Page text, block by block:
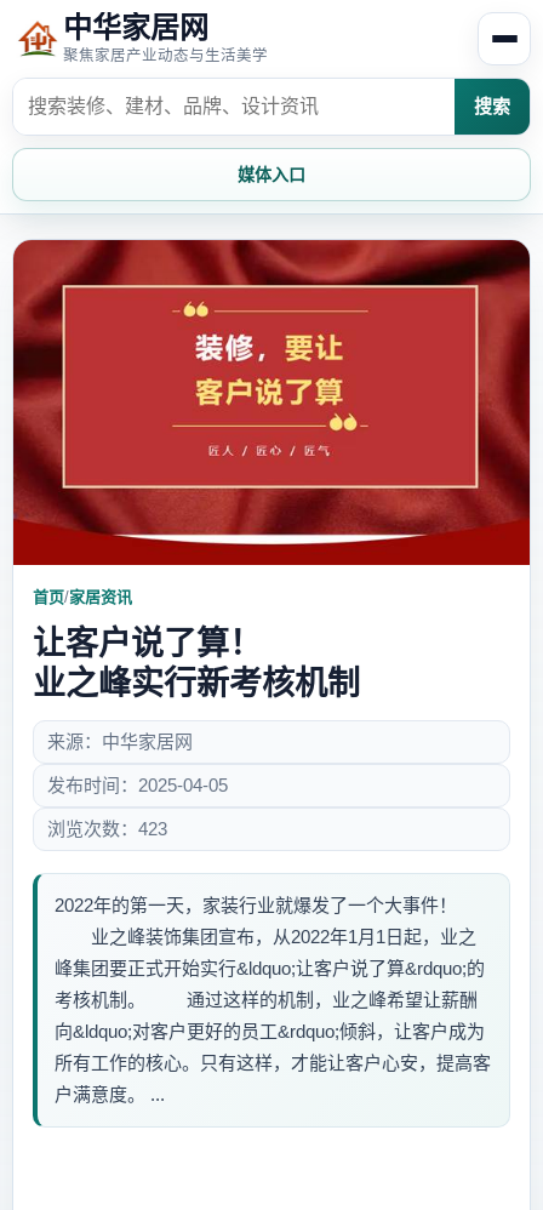
中华家居网
聚焦家居产业动态与生活美学
搜索
媒体入口
首页 家居资讯
家居风水
时尚饰家 装修设计
家具知识 家居文化
家装攻略
首页/家居资讯
让客户说了算！
业之峰实行新考核机制
来源：中华家居网
发布时间：2025-04-05
浏览次数：423
2022年的第一天，家装行业就爆发了一个大事件！
业之峰装饰集团宣布，从2022年1月1日起，业之
峰集团要正式开始实行&ldquo;让客户说了算&rdquo;的
考核机制。 通过这样的机制，业之峰希望让薪酬
向&ldquo;对客户更好的员工&rdquo;倾斜，让客户成为
所有工作的核心。只有这样，才能让客户心安，提高客
户满意度。 ...